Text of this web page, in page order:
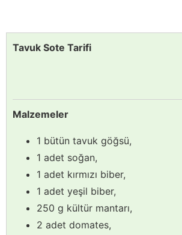
Tavuk Sote Tarifi
Malzemeler
1 bütün tavuk göğsü,
1 adet soğan,
1 adet kırmızı biber,
1 adet yeşil biber,
250 g kültür mantarı,
2 adet domates,